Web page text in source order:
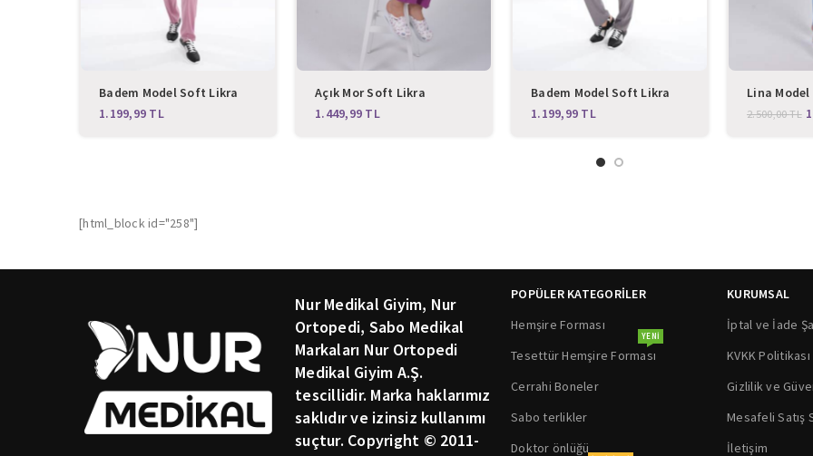
Badem Model Soft Likra
Fermuarlı Pudra Renk
Scrubs Takım
TL
Açık Mor Soft Likra
Hemşire Doktor Tesettür
Alt Üst Takım Üniforma
TL
Badem Model Soft Likra
Fermuarlı Gri Renk Cerrahi
Üniforma Takım
TL
Lina
Likra
Doktor
2.500,00TL
[html_block id="258"]
Nur Medikal Giyim, Nur
Ortopedi, Sabo Medikal
Markaları Nur Ortopedi
Medikal Giyim A.Ş.
tescillidir. Marka haklarımız
saklıdır ve izinsiz kullanımı
suçtur. Copyright © 2011-
POPÜLER KATEGORİLER
Hemşire Forması
Tesettür Hemşire Forması
YENI
Cerrahi Boneler
Sabo terlikler
Doktor önlüğü
KURUMSAL
İptal ve İade
KVKK Politikası
Gizlilik ve
Mesafeli Satış
İletişim